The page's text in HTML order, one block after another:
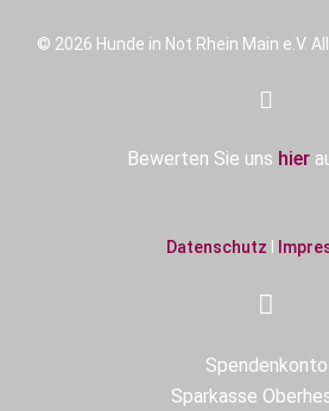
© 2026 Hunde in Not Rhein Main e.V.
Bewerten Sie uns hier
Datenschutz
Spendenkonto
Sparkasse